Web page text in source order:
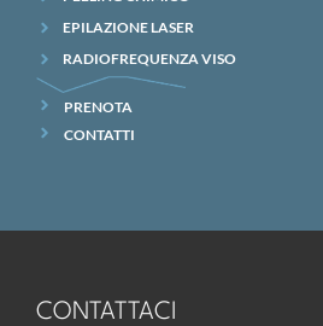
EPILAZIONE LASER
RADIOFREQUENZA VISO
PRENOTA
CONTATTI
CONTATTACI